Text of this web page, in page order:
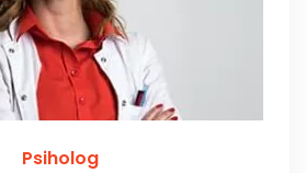
Psiholog